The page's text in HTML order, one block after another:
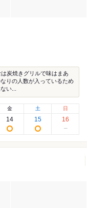
炭焼きグリルで味はまあ
りの人数が入っているため
い...
金
14
土
15
日
16